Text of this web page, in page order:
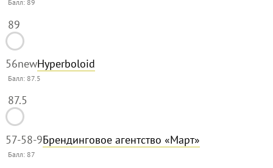
89
56newHyperboloid
Балл: 87.5
87.5
57-58-9Брендинговое агентство «Март»
Балл: 87